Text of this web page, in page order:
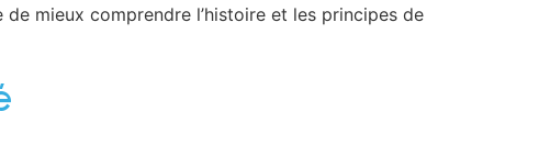
mieux comprendre l’histoire et les principes de